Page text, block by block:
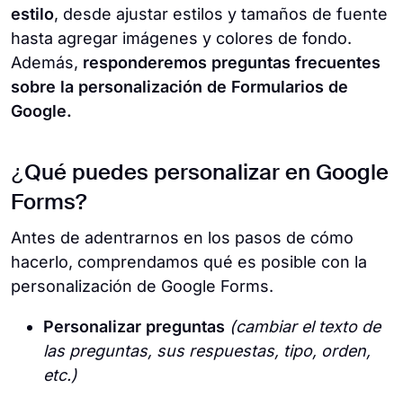
estilo, desde ajustar estilos y tamaños de fuente
hasta agregar imágenes y colores de fondo.
Además, responderemos preguntas frecuentes
sobre la personalización de Formularios de
Google.
¿Qué puedes personalizar en Google
Forms?
Antes de adentrarnos en los pasos de cómo
hacerlo, comprendamos qué es posible con la
personalización de Google Forms.
Personalizar preguntas (cambiar el texto de
las preguntas, sus respuestas, tipo, orden,
etc.)